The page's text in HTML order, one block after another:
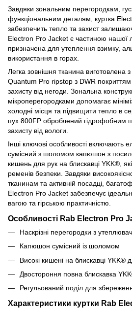
Завдяки зональним перегородкам,
функціональним деталям, куртка
забезпечить тепло та захист
Electron Pro Jacket є частиною нашої
призначена для утеплення взимку,
використання в горах.
Легка зовнішня тканина виготовлена
Quantum Pro ripstop з DWR
захисту від негоди. Зональна
мікроперегородками допомагає
холодні місця та підвищити тепло в
пух 800FP оброблений гідрофобним
захисту від вологи.
Інші ключові особливості включають
сумісний з шоломом капюшон з
кишень для рук на блискавці YKK®,
ременів безпеки. Завдяки
тканинам та активній посадці,
Electron Pro Jacket забезпечує
вагою та гірською практичністю.
Особливості Rab Electron Pro
Наскрізні перегородки з
Капюшон сумісний із шоломом
Високі кишені на блискавці YKK®
Двостороння повна блискавка
Регульований поділ для
Характеристики куртки Rab